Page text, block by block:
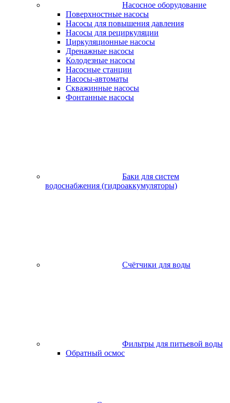
Насосное оборудование
Поверхностные насосы
Насосы для повышения давления
Насосы для рециркуляции
Циркуляционные насосы
Дренажные насосы
Колодезные насосы
Насосные станции
Насосы-автоматы
Скважинные насосы
Фонтанные насосы
Баки для систем
водоснабжения (гидроаккумуляторы)
Счётчики для воды
Фильтры для питьевой воды
Обратный осмос